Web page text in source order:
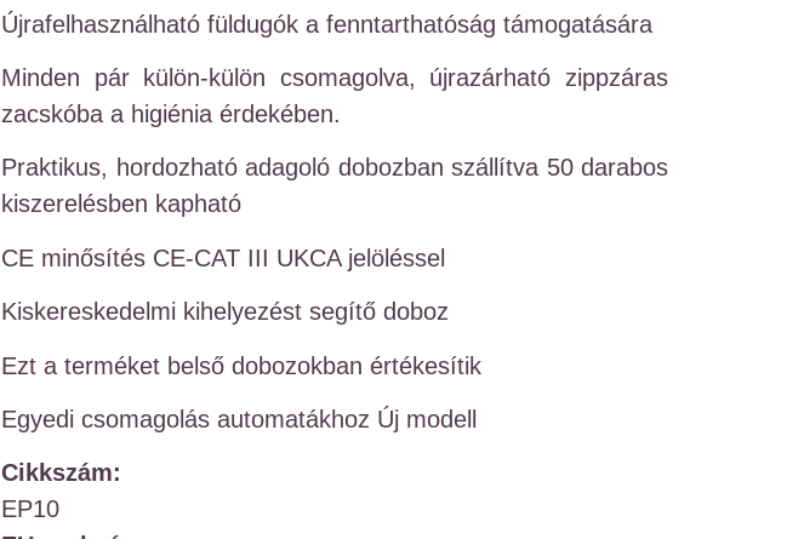
Újrafelhasználható füldugók a fenntarthatóság támogatására
Minden pár külön-külön csomagolva, újrazárható zippzáras
zacskóba a higiénia érdekében.
Praktikus, hordozható adagoló dobozban szállítva 50 darabos
kiszerelésben kapható
CE minősítés CE-CAT III UKCA jelöléssel
Kiskereskedelmi kihelyezést segítő doboz
Ezt a terméket belső dobozokban értékesítik
Egyedi csomagolás automatákhoz Új modell
Cikkszám:
EP10